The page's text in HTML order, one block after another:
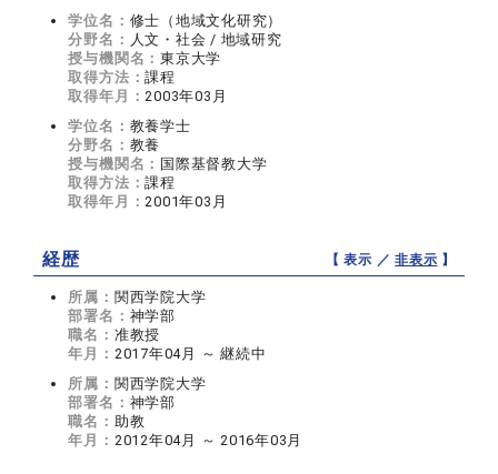
学位名： 修士（地域文化研究）
分野名： 人文・社会 / 地域研究
授与機関名：東京大学
取得方法：課程
取得年月： 2003年03月
学位名： 教養学士
分野名： 教養
授与機関名： 国際基督教大学
取得方法：課程
取得年月： 2001年03月
経歴 【 表示 ／非表示 】
所属： 関西学院大学
部署名： 神学部
職名： 准教授
年月： 2017年04月 ～ 継続中
所属： 関西学院大学
部署名： 神学部
職名： 助教
年月： 2012年04月 ～ 2016年03月